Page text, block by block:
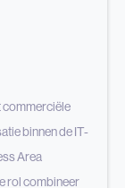
commerciële
binnen de IT-
Area
rol combineer